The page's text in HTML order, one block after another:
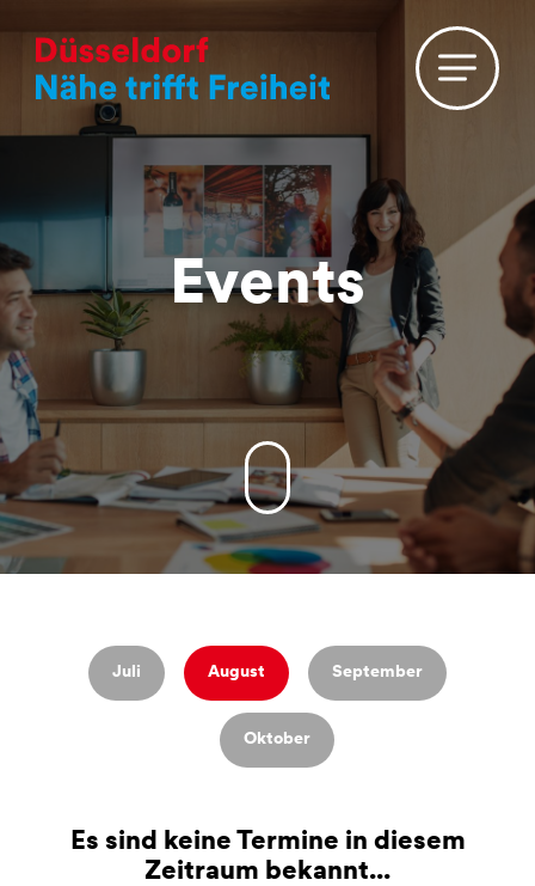
Events
Juli August September
Oktober
Es sind keine Termine in diesem
Zeitraum bekannt...